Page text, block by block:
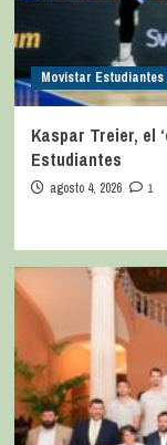
Movistar Estudiantes
Kaspar Treier, el
Estudiantes
agosto 4, 2026 1